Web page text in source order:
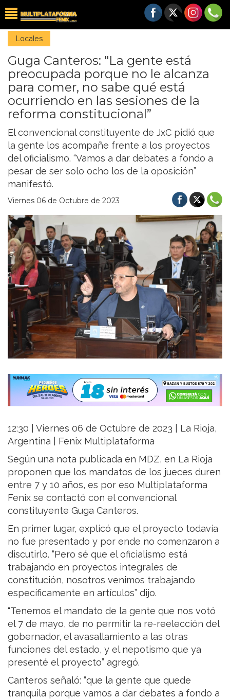
Locales
Guga Canteros: "La gente está
preocupada porque no le alcanza
para comer, no sabe qué está
ocurriendo en las sesiones de la
reforma constitucional”
El convencional constituyente de JxC pidió que
la gente los acompañe frente a los proyectos
del oficialismo. “Vamos a dar debates a fondo a
pesar de ser solo ocho los de la oposición”
manifestó.
Viernes 06 de Octubre de 2023
12:30 | Viernes 06 de Octubre de 2023 | La Rioja,
Argentina | Fenix Multiplataforma
Según una nota publicada en MDZ, en La Rioja
proponen que los mandatos de los jueces duren
entre 7 y 10 años, es por eso Multiplataforma
Fenix se contactó con el convencional
constituyente Guga Canteros.
En primer lugar, explicó que el proyecto todavía
no fue presentado y por ende no comenzaron a
discutirlo. “Pero sé que el oficialismo está
trabajando en proyectos integrales de
constitución, nosotros venimos trabajando
específicamente en artículos” dijo.
“Tenemos el mandato de la gente que nos votó
el 7 de mayo, de no permitir la re-reelección del
gobernador, el avasallamiento a las otras
funciones del estado, y el nepotismo que ya
presenté el proyecto” agregó.
Canteros señaló: “que la gente que quede
tranquila porque vamos a dar debates a fondo a